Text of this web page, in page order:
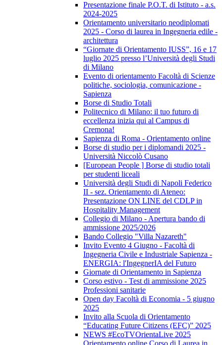
Presentazione finale P.O.T. di Istituto - a.s.
2024-2025
Orientamento universitario neodiplomati
2025 - Corso di laurea in Ingegneria edile -
architettura
“Giornate di Orientamento IUSS”, 16 e 17
luglio 2025 presso l’Università degli Studi
di Milano
Evento di orientamento Facoltà di Scienze
politiche, sociologia, comunicazione -
Sapienza
Borse di Studio Totali
Politecnico di Milano: il tuo futuro di
eccellenza inizia qui al Campus di
Cremona!
Sapienza di Roma - Orientamento online
Borse di studio per i diplomandi 2025 -
Università Niccolò Cusano
[European People ] Borse di studio totali
per studenti liceali
Università degli Studi di Napoli Federico
II - sez. Orientamento di Ateneo:
Presentazione ON LINE del CDLP in
Hospitality Management
Collegio di Milano - Apertura bando di
ammissione 2025/2026
Bando Collegio "Villa Nazareth"
Invito Evento 4 Giugno - Facoltà di
Ingegneria Civile e Industriale Sapienza -
ENERGIA: l'IngegnerIA del Futuro
Giornate di Orientamento in Sapienza
Corso estivo - Test di ammissione 2025
Professioni sanitarie
Open day Facoltà di Economia - 5 giugno
2025
Invito alla Scuola di Orientamento
“Educating Future Citizens (EFC)” 2025
NEWS #EcoTVOrientaLive 2025